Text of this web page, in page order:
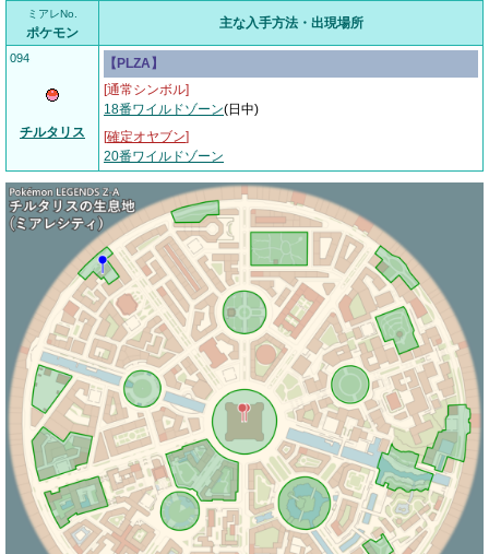
ミアレNo.
ポケモン
主な入手方法・出現場所
094
チルタリス
【PLZA】
[通常シンボル]
18番ワイルドゾーン(日中)
[確定オヤブン]
20番ワイルドゾーン